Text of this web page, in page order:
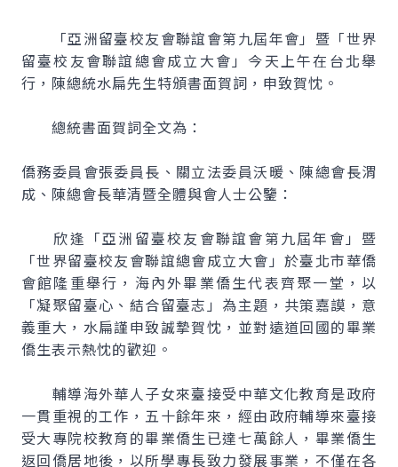
「亞洲留臺校友會聯誼會第九屆年會」暨「世界
留臺校友會聯誼總會成立大會」今天上午在台北舉
行，陳總統水扁先生特頒書面賀詞，申致賀忱。
總統書面賀詞全文為：
僑務委員會張委員長、關立法委員沃暖、陳總會長渭
成、陳總會長華清暨全體與會人士公鑒：
欣逢「亞洲留臺校友會聯誼會第九屆年會」暨
「世界留臺校友會聯誼總會成立大會」於臺北市華僑
會館隆重舉行，海內外畢業僑生代表齊聚一堂，以
「凝聚留臺心、結合留臺志」為主題，共策嘉謨，意
義重大，水扁謹申致誠摯賀忱，並對遠道回國的畢業
僑生表示熱忱的歡迎。
輔導海外華人子女來臺接受中華文化教育是政府
一貫重視的工作，五十餘年來，經由政府輔導來臺接
受大專院校教育的畢業僑生已達七萬餘人，畢業僑生
返回僑居地後，以所學專長致力發展事業，不僅在各